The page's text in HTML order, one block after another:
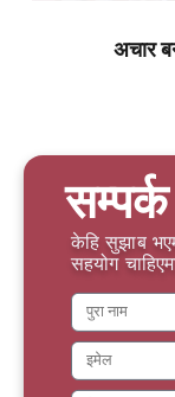
अचार
केहि सुझाब
सहयोग